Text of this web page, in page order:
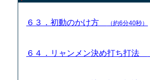
６３．初動のかけ方 （約6分40秒）
６４．リャンメン決め打ち打法